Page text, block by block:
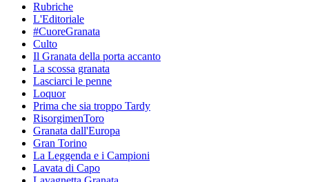
Rubriche
L'Editoriale
#CuoreGranata
Culto
Il Granata della porta accanto
La scossa granata
Lasciarci le penne
Loquor
Prima che sia troppo Tardy
RisorgimenToro
Granata dall'Europa
Gran Torino
La Leggenda e i Campioni
Lavata di Capo